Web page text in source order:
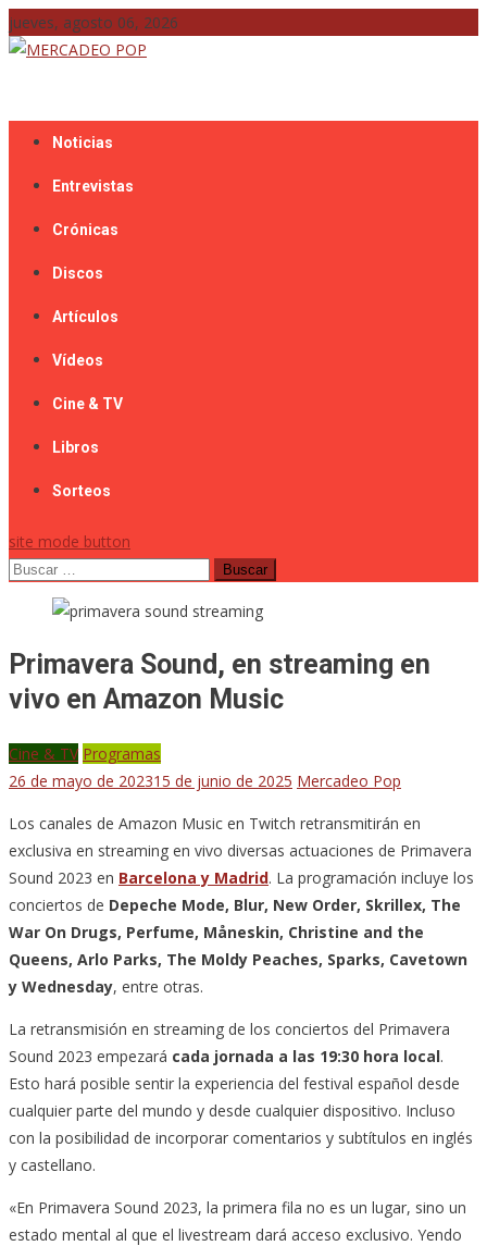
Skip
to
jueves, agosto 06, 2026
Noticias
Entrevistas
Crónicas
Discos
Artículos
Vídeos
Cine & TV
Libros
Sorteos
site mode button
Buscar:
Primavera Sound, en streaming en
vivo en Amazon Music
Cine & TV Programas
26 de mayo de 202315 de junio de 2025 Mercadeo Pop
Los canales de Amazon Music en Twitch retransmitirán en
exclusiva en streaming en vivo diversas actuaciones de Primavera
Sound 2023 en Barcelona y Madrid. La programación incluye los
conciertos de Depeche Mode, Blur, New Order, Skrillex, The
War On Drugs, Perfume, Måneskin, Christine and the
Queens, Arlo Parks, The Moldy Peaches, Sparks, Cavetown
y Wednesday, entre otras.
La retransmisión en streaming de los conciertos del Primavera
Sound 2023 empezará cada jornada a las 19:30 hora local.
Esto hará posible sentir la experiencia del festival español desde
cualquier parte del mundo y desde cualquier dispositivo. Incluso
con la posibilidad de incorporar comentarios y subtítulos en inglés
y castellano.
«En Primavera Sound 2023, la primera fila no es un lugar, sino un
estado mental al que el livestream dará acceso exclusivo. Yendo